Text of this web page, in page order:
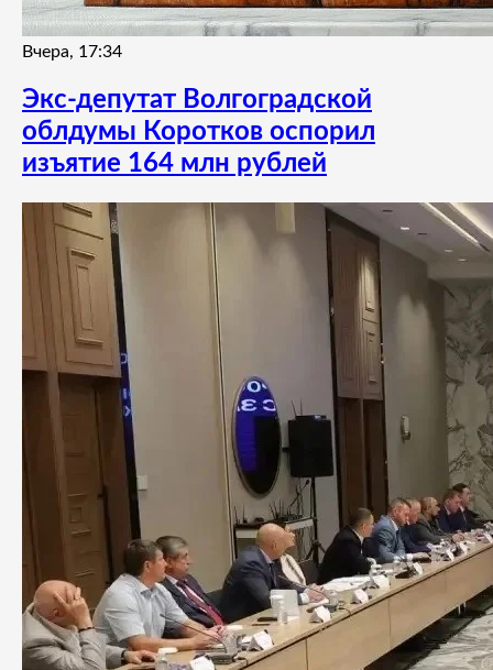
Вчера, 17:34
Экс-депутат Волгоградской
облдумы Коротков оспорил
изъятие 164 млн рублей